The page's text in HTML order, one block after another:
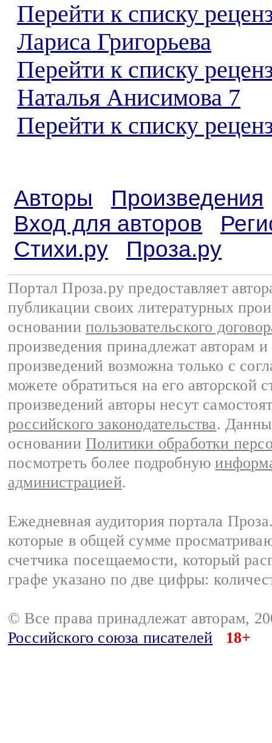
Перейти к списку
Лариса Григорьева
Перейти к списку
Наталья Анисимова 7
Перейти к списку
Авторы
Произведения
Вход для авторов
Стихи.ру
Проза.ру
Портал Проза.ру предоставляет
публикации своих литературных
основании пользовательского
произведения принадлежат авторам
произведений возможна только с
можете обратиться на его авторской
произведений авторы несут
российского законодательства.
основании Политики обработки
посмотреть более подробную
администрацией.
Ежедневная аудитория портала
которые в общей сумме
счетчика посещаемости, который
графе указано по две цифры:
© Все права принадлежат авторам,
Российского союза писателей
18+